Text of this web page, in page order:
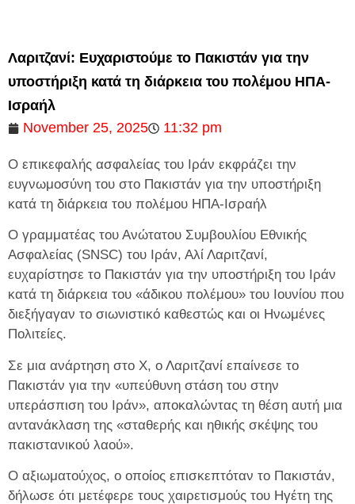
Λαριτζανί: Ευχαριστούμε το Πακιστάν για την
υποστήριξη κατά τη διάρκεια του πολέμου ΗΠΑ-
Ισραήλ
November 25, 2025
11:32 pm
Ο επικεφαλής ασφαλείας του Ιράν εκφράζει την
ευγνωμοσύνη του στο Πακιστάν για την υποστήριξη
κατά τη διάρκεια του πολέμου ΗΠΑ-Ισραήλ
Ο γραμματέας του Ανώτατου Συμβουλίου Εθνικής
Ασφαλείας (SNSC) του Ιράν, Αλί Λαριτζανί,
ευχαρίστησε το Πακιστάν για την υποστήριξη του Ιράν
κατά τη διάρκεια του «άδικου πολέμου» του Ιουνίου που
διεξήγαγαν το σιωνιστικό καθεστώς και οι Ηνωμένες
Πολιτείες.
Σε μια ανάρτηση στο X, ο Λαριτζανί επαίνεσε το
Πακιστάν για την «υπεύθυνη στάση του στην
υπεράσπιση του Ιράν», αποκαλώντας τη θέση αυτή μια
αντανάκλαση της «σταθερής και ηθικής σκέψης του
πακιστανικού λαού».
Ο αξιωματούχος, ο οποίος επισκεπτόταν το Πακιστάν,
δήλωσε ότι μετέφερε τους χαιρετισμούς του Ηγέτη της